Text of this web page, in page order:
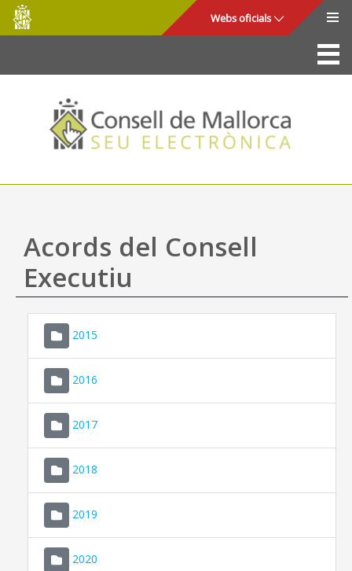
Salta al contingut principal
Consell
de
Mallorca
Webs oficials
La Seu
Consell de Mallorca
Accés i seguretat
Utilitats
Ajuda
Acords del Consell
Executiu
2015
2016
2017
2018
2019
2020